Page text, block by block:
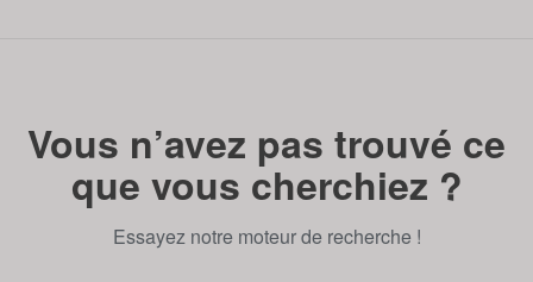
Vous n’avez pas trouvé ce
que vous cherchiez ?
Essayez notre moteur de recherche !